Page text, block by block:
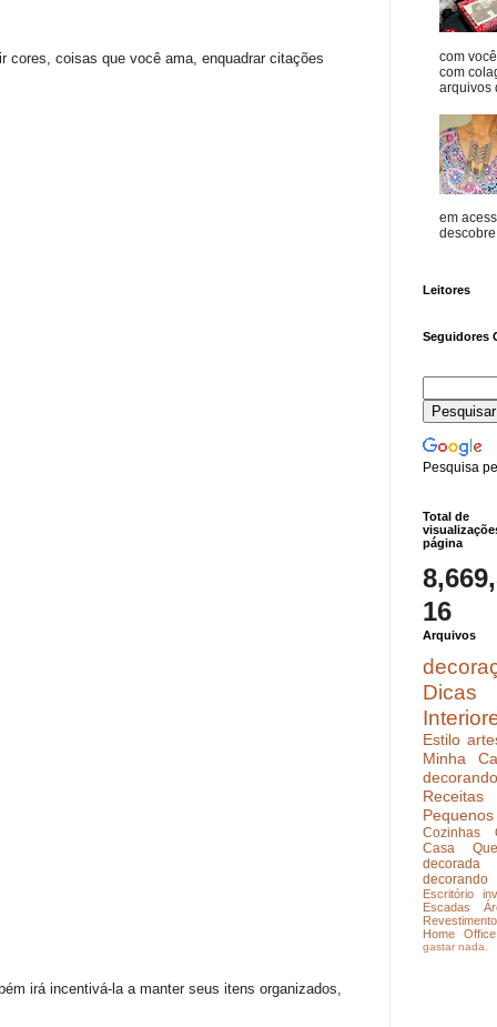
cores, coisas que você ama, enquadrar citações
irá incentivá-la a manter seus itens organizados,
com
com
arquivos
em
Leitores
Seguidores
Pesquisa
Total de
página
16
Arquivos
Dicas
Estilo
Minha
Receitas
Cozinhas
Casa
decorada
Escritório
Escadas
Revestimento
Home Office
gastar nada.